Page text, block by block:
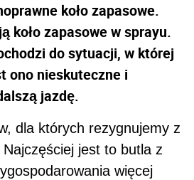
koło zapasowe.
koło zapasowe w sprayu.
do sytuacji, w której
ono nieskuteczne i
jazdę.
dla których rezygnujemy z
jest to butla z
więcej